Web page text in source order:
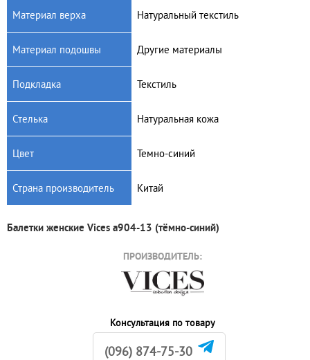
Материал верха Натуральный текстиль
Материал подошвы Другие материалы
Подкладка Текстиль
Стелька Натуральная кожа
Цвет Темно-синий
Страна производитель Китай
Балетки женские Vices a904-13 (тёмно-синий)
ПРОИЗВОДИТЕЛЬ:
Консультация по товару
(096) 874-75-30